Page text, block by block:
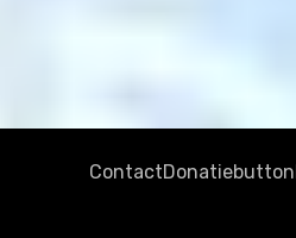
ContactDonatiebutton